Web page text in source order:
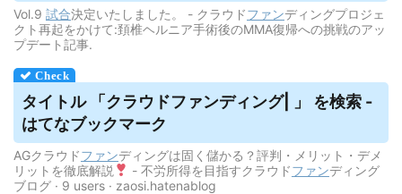
Vol.9 試合決定いたしました。 - クラウドファンディングプロジェ
クト再起をかけて:頚椎ヘルニア手術後のMMA復帰への挑戦のアッ
プデート記事.
タイトル 「 クラウドファンディング| 」 を検索 -
はてなブックマーク
AGクラウドファンディングは固く儲かる？評判・メリット・デメ
リットを徹底解説
- 不労所得を目指すクラウドファンディング
ブログ · 9 users · zaosi.hatenablog